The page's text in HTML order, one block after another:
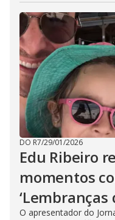
DO R7/29/01/2026
Edu Ribeiro
momentos
O apresentador do